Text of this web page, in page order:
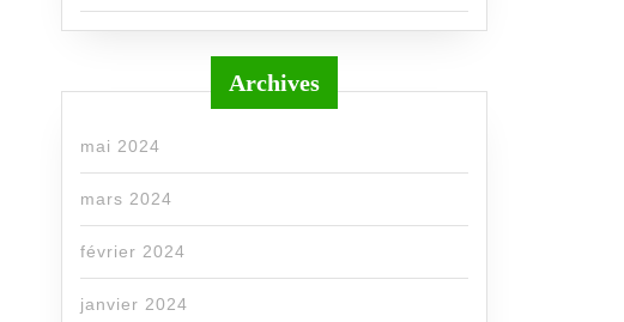
Archives
mai 2024
mars 2024
février 2024
janvier 2024